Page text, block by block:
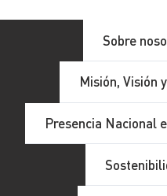
Sobre
Misión, Visión
Presencia Nacional